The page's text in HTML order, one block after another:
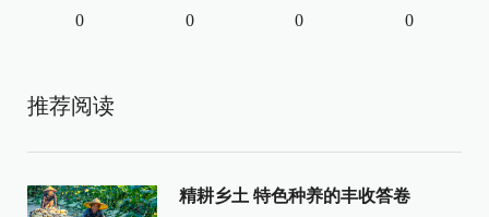
0 0 0 0
推荐阅读
精耕乡土 特色种养的丰收答卷